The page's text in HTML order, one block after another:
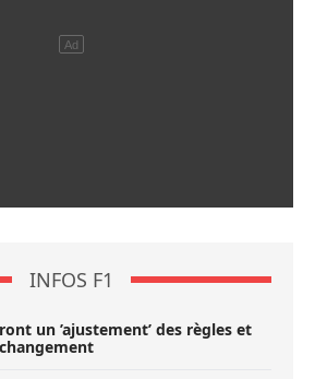
INFOS F1
un ’ajustement’ des règles et